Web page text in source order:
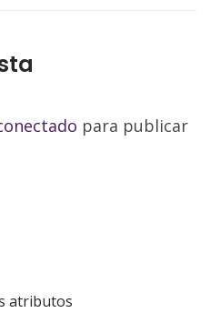
para publicar
atributos